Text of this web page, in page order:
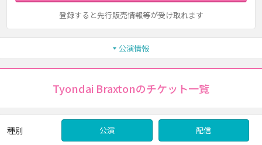
登録すると先行販売情報等が受け取れます
公演情報
Tyondai Braxtonのチケット一覧
種別 公演 配信